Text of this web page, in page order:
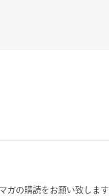
ガの購読をお願い致しま